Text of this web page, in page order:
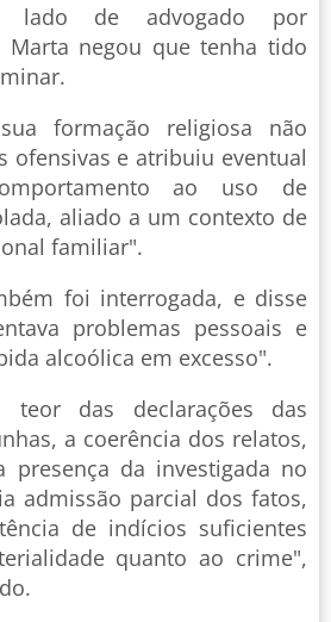
lado de advogado por
Marta negou que tenha tido
formação religiosa não
ofensivas e atribuiu eventual
ao uso de
aliado a um contexto de
familiar".
foi interrogada, e disse
problemas pessoais e
alcoólica em excesso".
teor das declarações das
a coerência dos relatos,
presença da investigada no
admissão parcial dos fatos,
de indícios suficientes
quanto ao crime",